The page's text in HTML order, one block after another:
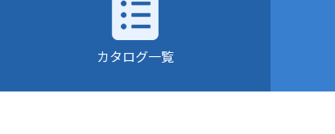
カタログ一覧